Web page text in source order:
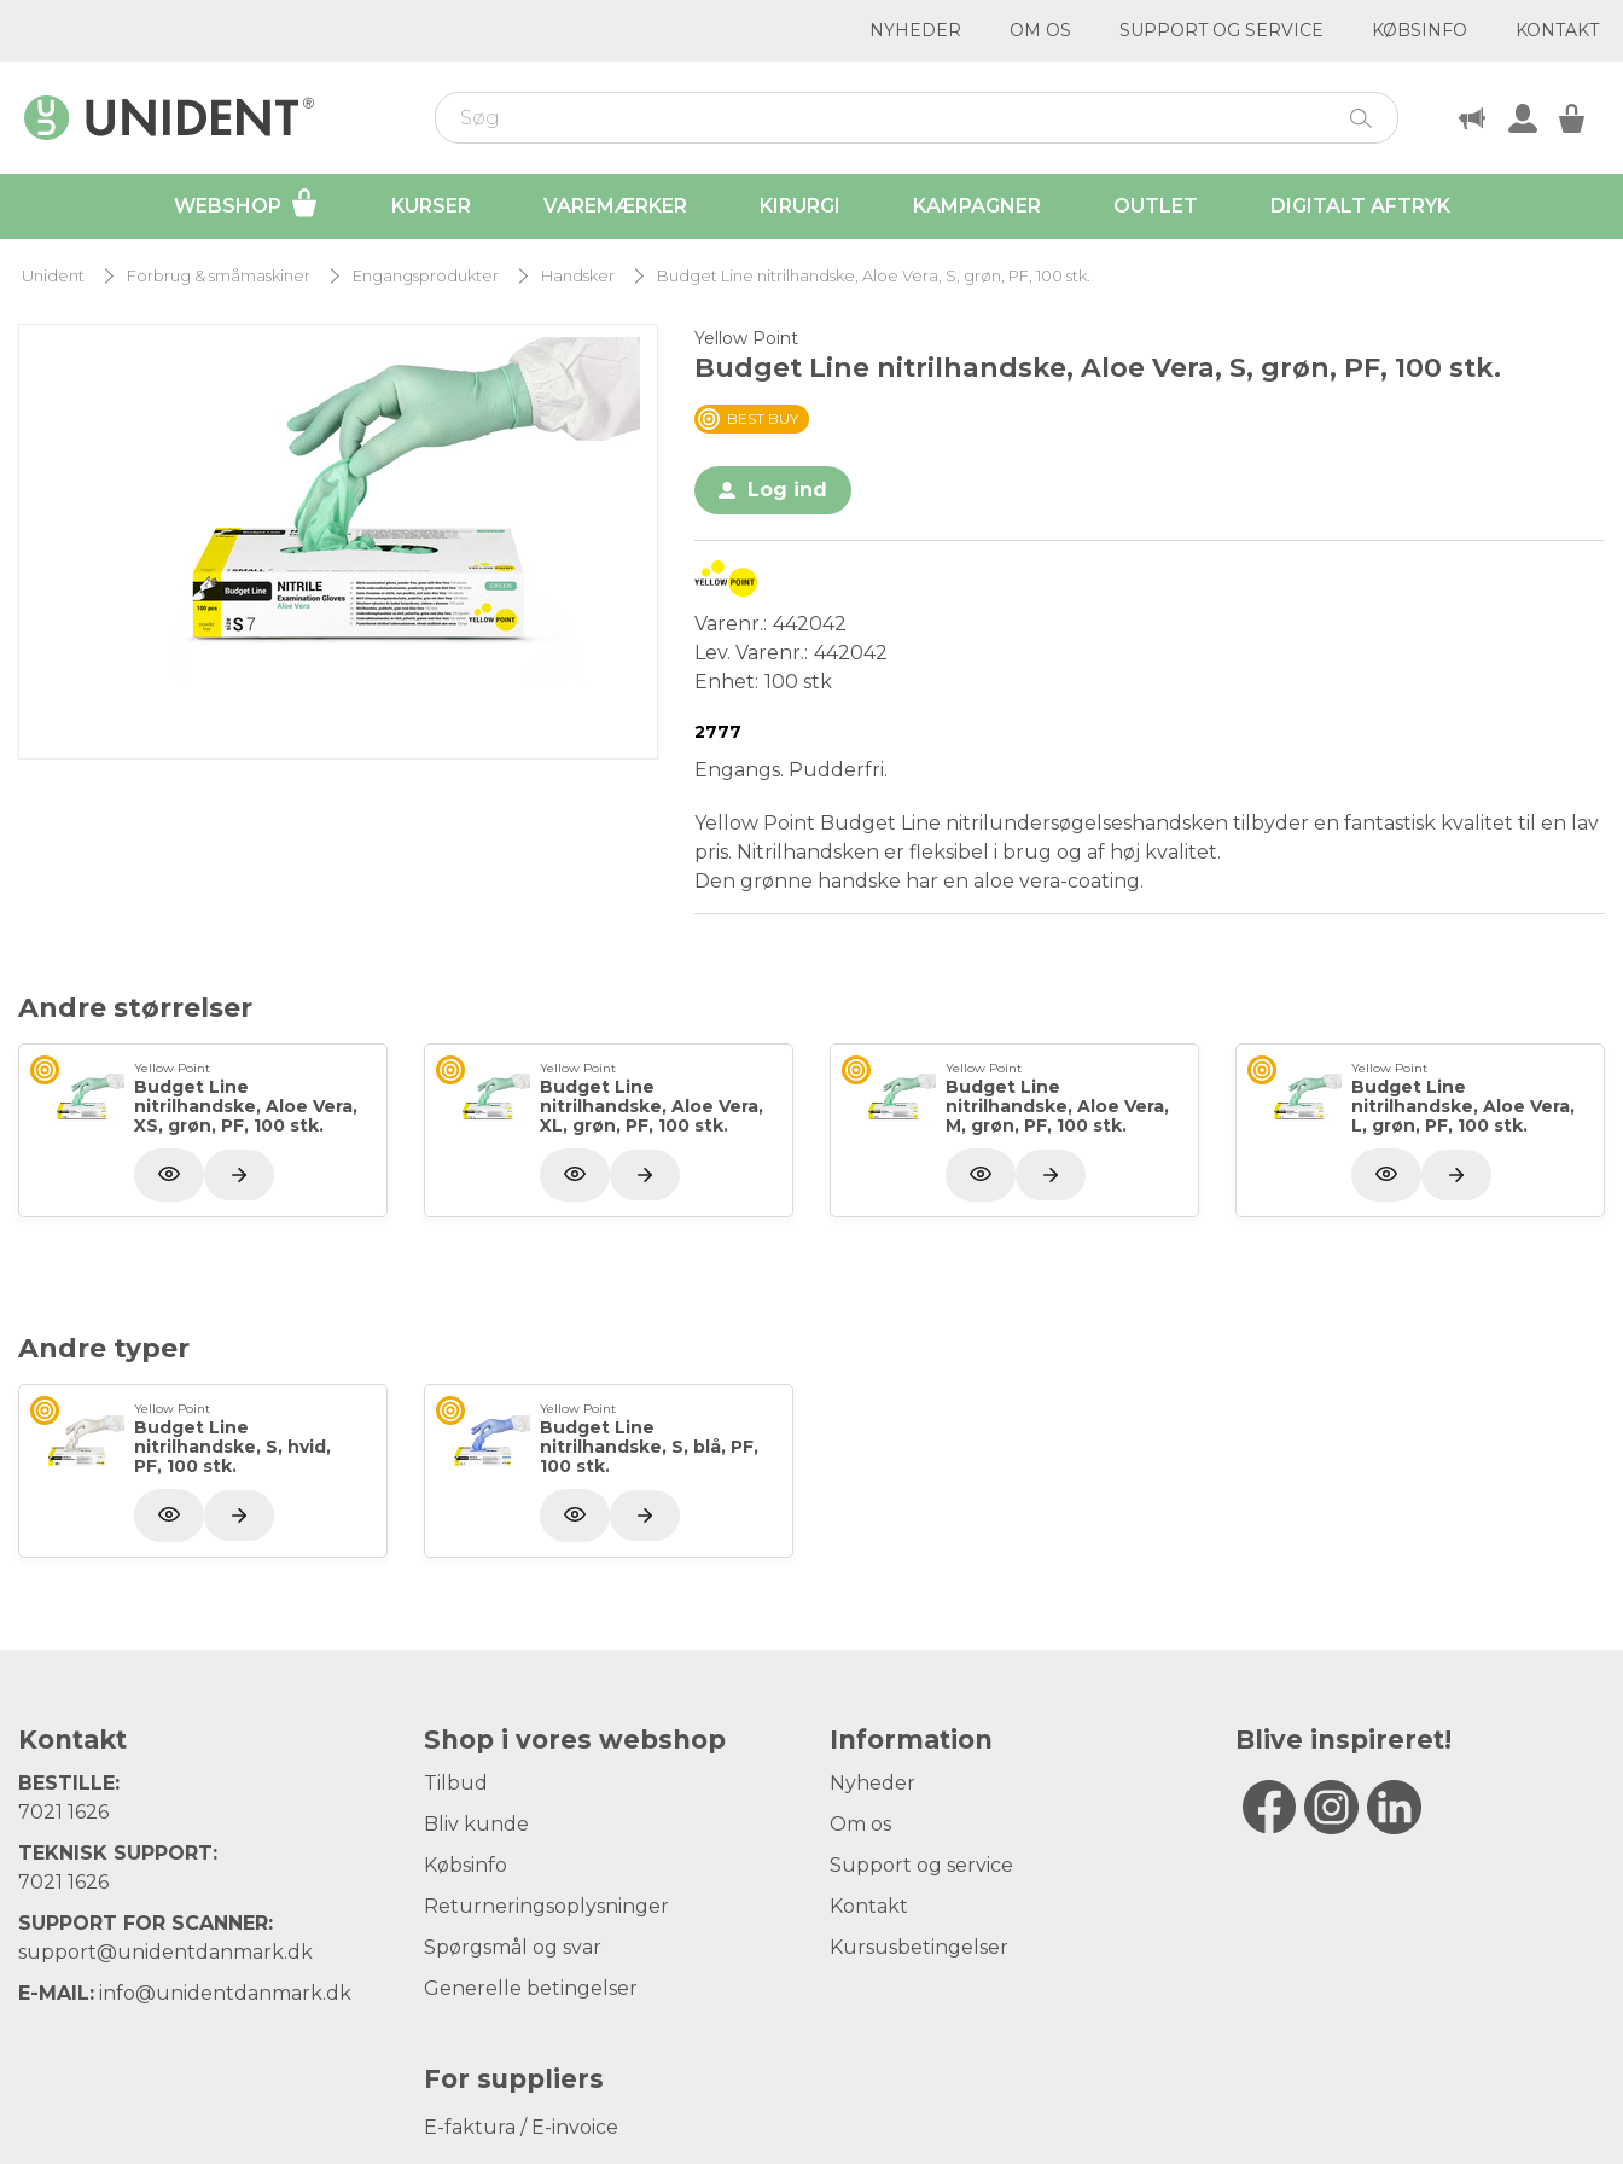
NYHEDER OM OS SUPPORT OG SERVICE KØBSINFO KONTAKT
WEBSHOP KURSER VAREMÆRKER KIRURGI KAMPAGNER OUTLET DIGITALT AFTRYK
Unident Forbrug & småmaskiner Engangsprodukter Handsker Budget Line nitrilhandske, Aloe Vera, S, grøn, PF, 100 stk.
Yellow Point
Budget Line nitrilhandske, Aloe Vera, S, grøn, PF, 100 stk.
BEST BUY
Log ind
Varenr. 442042
Lev. Varenr. 442042
Enhet 100 stk
Medical Device
2777
Engangs. Pudderfri.
Yellow Point Budget Line nitrilundersøgelseshandsken tilbyder en fantastisk kvalitet til en lav
pris. Nitrilhandsken er fleksibel i brug og af høj kvalitet.
Den grønne handske har en aloe vera-coating.
Andre størrelser
Yellow Point
Budget Line
nitrilhandske, Aloe Vera,
XS, grøn, PF, 100 stk.
Yellow Point
Budget Line
nitrilhandske, Aloe Vera,
XL, grøn, PF, 100 stk.
Yellow Point
Budget Line
nitrilhandske, Aloe Vera,
M, grøn, PF, 100 stk.
Yellow Point
Budget Line
nitrilhandske, Aloe Vera,
L, grøn, PF, 100 stk.
Andre typer
Yellow Point
Budget Line
nitrilhandske, S, hvid,
PF, 100 stk.
Yellow Point
Budget Line
nitrilhandske, S, blå, PF,
100 stk.
Kontakt
BESTILLE:
7021 1626
TEKNISK SUPPORT:
7021 1626
SUPPORT FOR SCANNER:
support@unidentdanmark.dk
E-MAIL: info@unidentdanmark.dk
Shop i vores webshop
Tilbud
Bliv kunde
Købsinfo
Returneringsoplysninger
Spørgsmål og svar
Generelle betingelser
For suppliers
E-faktura / E-invoice
Information
Nyheder
Om os
Support og service
Kontakt
Kursusbetingelser
Blive inspireret!